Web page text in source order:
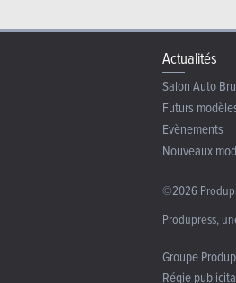
Actualités
Salon Auto
Futurs
Evènements
Nouveaux
©2026
Produpress,
Groupe
Régie